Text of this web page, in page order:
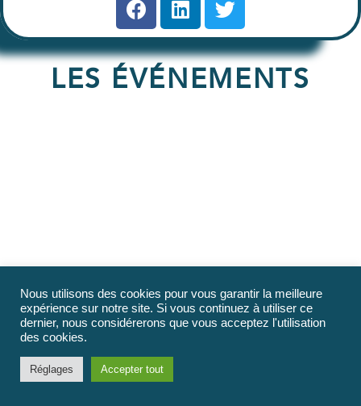
LES ÉVÉNEMENTS
Nous utilisons des cookies pour vous garantir la meilleure
expérience sur notre site. Si vous continuez à utiliser ce
dernier, nous considérerons que vous acceptez l'utilisation
des cookies.
Réglages Accepter tout